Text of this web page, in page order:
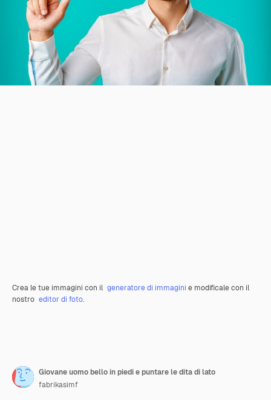
Crea le tue immagini con il generatore di immagini e modificale con il
nostro editor di foto.
Giovane uomo bello in piedi e puntare le dita di lato
fabrikasimf